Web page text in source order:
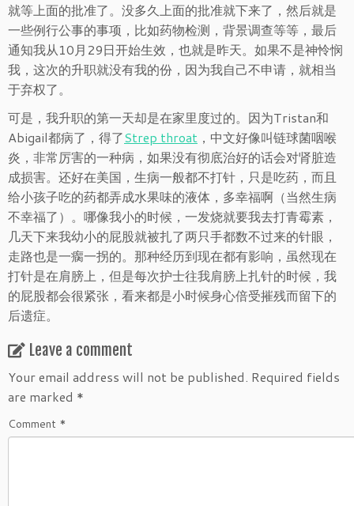
就等上面的批准了。没多久上面的批准就下来了，然后就是
一些例行公事的事项，比如药物检测，背景调查等等，最后
通知我从10月29日开始生效，也就是昨天。如果不是神怜悯
我，这次的升职就没有我的份，因为我自己不申请，就相当
于弃权了。
可是，我升职的第一天却是在家里度过的。因为Tristan和
Abigail都病了，得了Strep throat ，中文好像叫链球菌咽喉
炎，非常厉害的一种病，如果没有彻底治好的话会对肾脏造
成损害。还好在美国，生病一般都不打针，只是吃药，而且
给小孩子吃的药都弄成水果味的液体，多幸福啊（当然生病
不幸福了）。哪像我小的时候，一发烧就要我去打青霉素，
几天下来我幼小的屁股就被扎了两只手都数不过来的针眼，
走路也是一瘸一拐的。那种经历到现在都有影响，虽然现在
打针是在肩膀上，但是每次护士往我肩膀上扎针的时候，我
的屁股都会很紧张，看来都是小时候身心倍受摧残而留下的
后遗症。
Leave a comment
Your email address will not be published. Required fields
are marked *
Comment *